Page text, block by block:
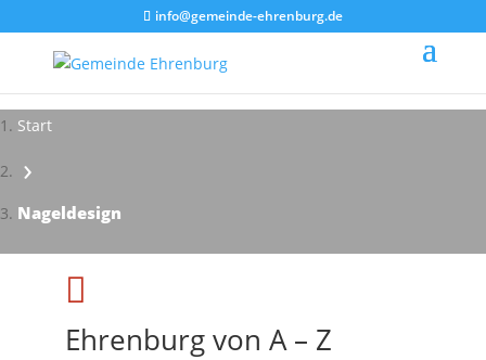
info@gemeinde-ehrenburg.de
Start
›
Nageldesign

Ehrenburg von A – Z